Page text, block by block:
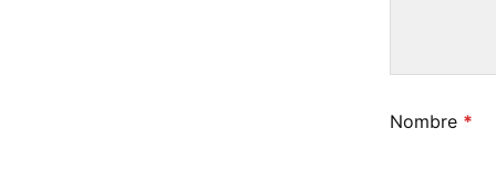
Nombre *